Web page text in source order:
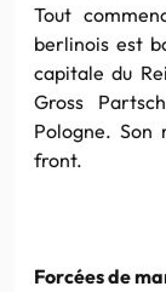
Tout
berlinois est
capitale du
Gross
Partsch
Pologne. Son
front.
Forcées de